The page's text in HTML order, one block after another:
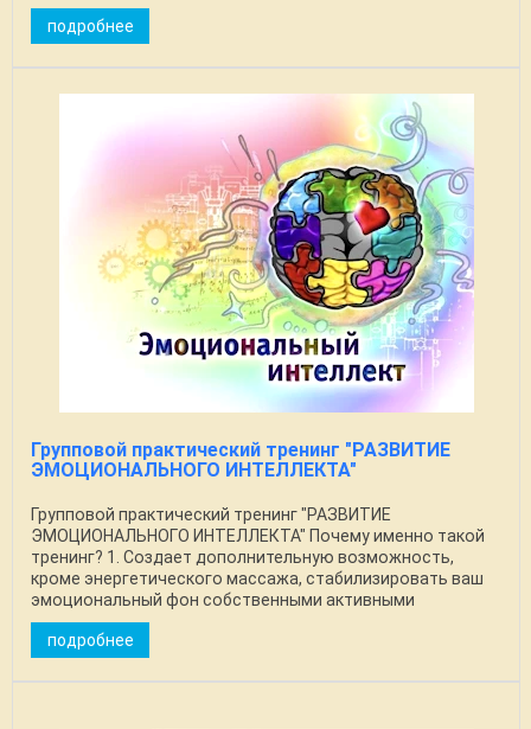
подробнее
Групповой практический тренинг "РАЗВИТИЕ
ЭМОЦИОНАЛЬНОГО ИНТЕЛЛЕКТА"
Групповой практический тренинг "РАЗВИТИЕ
ЭМОЦИОНАЛЬНОГО ИНТЕЛЛЕКТА" Почему именно такой
тренинг? 1. Создает дополнительную возможность,
кроме энергетического массажа, стабилизировать ваш
эмоциональный фон собственными активными
действиями. 2. ...
подробнее